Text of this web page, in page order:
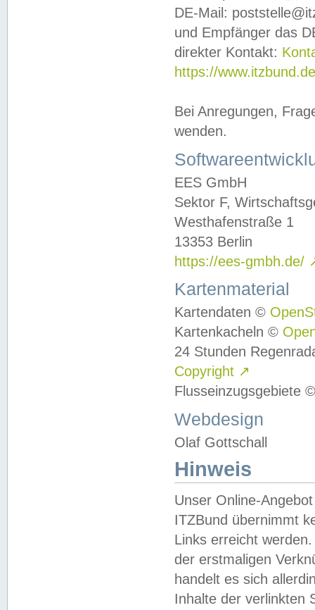
DE-Mail:
und Empfänger das
direkter Kontakt:
https://
Bei Anregungen,
wenden.
EES GmbH
Sektor F,
Westhafenstraße 1
13353 Berlin
https://ees-gmbh.de/
Kartenmaterial
Kartendaten ©
Kartenkacheln ©
24 Stunden
Copyright ↗
Flusseinzugsgebiete
Webdesign
Olaf Gottschall
Hinweis
Unser Online-
ITZBund übernimmt
Links erreicht
der erstmaligen
handelt es sich
Inhalte der verlinkten